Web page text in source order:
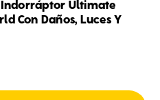
Indorráptor Ultimate
Con Daños, Luces Y